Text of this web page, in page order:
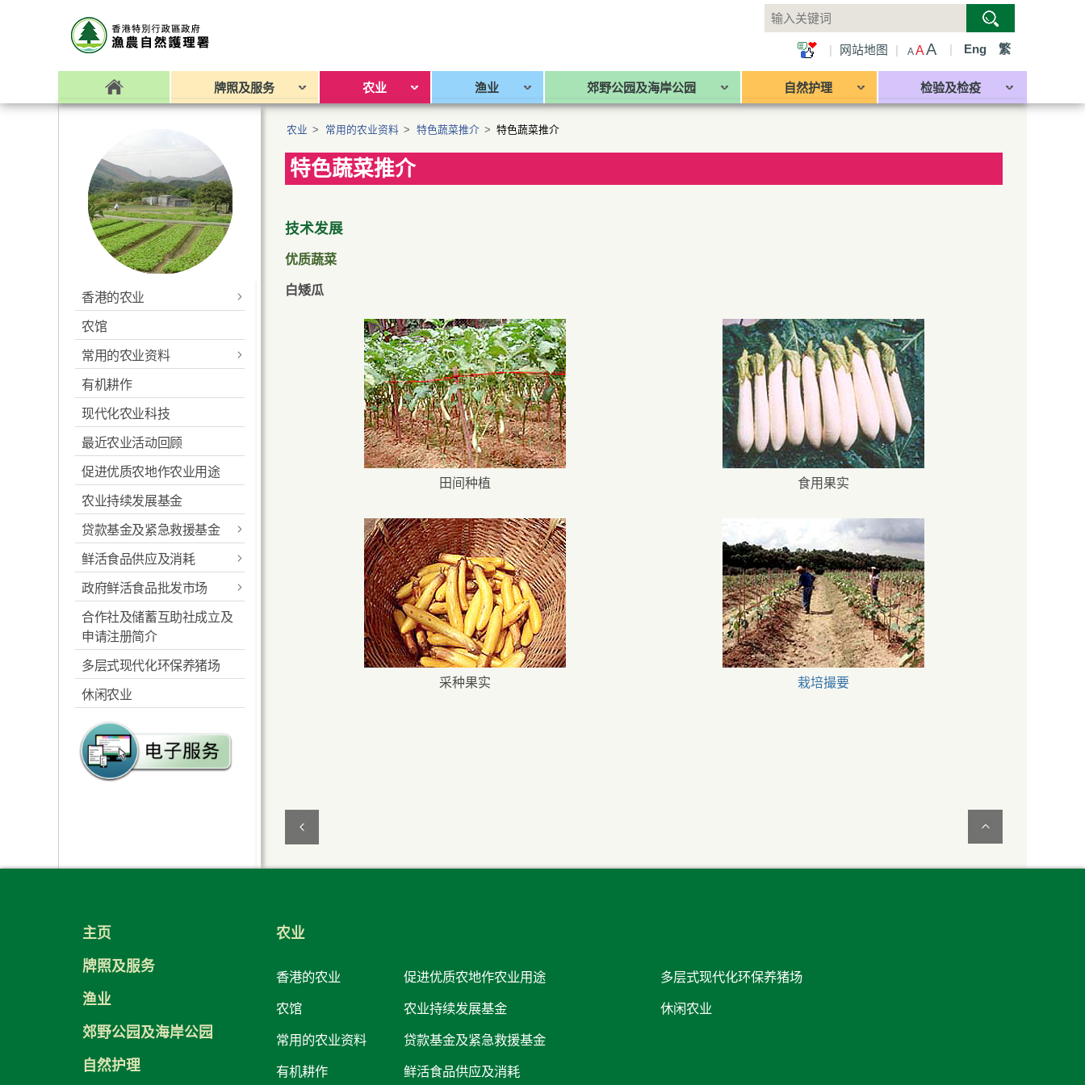
| 网站地图 | AAA | Eng 繁
牌照及服务 农业 渔业 郊野公园及海岸公园 自然护理 检验及检疫
香港的农业
生产技术
常用的农业资料
有机耕作
申请农用构筑物批准书
申请农用灌溉水供应
农馆
常用的农业资料
常见本地蔬菜
特色蔬菜推介
常见作物病虫害及其防治
耕作技术
安全及适当使用农药
申请机械及其借用服务
农地复耕计划
良好农业规范-作物生产
本地渔农美食嘉年华
本地菜场登记计划
有机耕作
现代化农业科技
最近农业活动回顾
促进优质农地作农业用途
农业持续发展基金
贷款基金及紧急救援基金
紧急救援基金
嘉道理农业辅助贷款基金
蔬菜统营处贷款基金
约瑟信托基金
鲜活食品供应及消耗
鲜活食品消耗统计资料
政府鲜活食品批发市场
长沙湾副食品批发市场
西区副食品批发市场
长沙湾临时家禽批发市场
鲜活食品消耗统计资料
申请副食品批发市场设施
合作社及储蓄互助社成立及
申请注册简介
多层式现代化环保养猪场
休闲农业
农业 > 常用的农业资料 > 特色蔬菜推介 > 特色蔬菜推介
特色蔬菜推介
技术发展
优质蔬菜
白矮瓜
田间种植 食用果实
采种果实 栽培撮要
主页
牌照及服务
渔业
郊野公园及海岸公园
自然护理
农业
香港的农业
农馆
常用的农业资料
有机耕作
促进优质农地作农业用途
农业持续发展基金
贷款基金及紧急救援基金
鲜活食品供应及消耗
多层式现代化环保养猪场
休闲农业